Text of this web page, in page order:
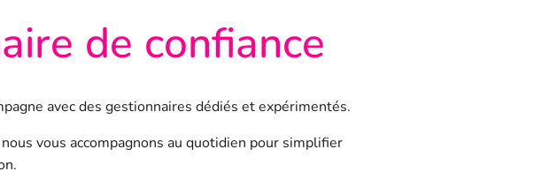
de confiance
avec des gestionnaires dédiés et expérimentés.
vous accompagnons au quotidien pour simplifier